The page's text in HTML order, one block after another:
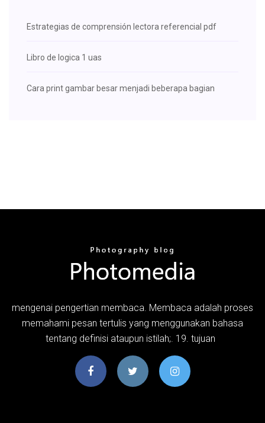
Estrategias de comprensión lectora referencial pdf
Libro de logica 1 uas
Cara print gambar besar menjadi beberapa bagian
mengenai pengertian membaca. Membaca adalah proses
memahami pesan tertulis yang menggunakan bahasa
tentang definisi ataupun istilah;. 19. tujuan